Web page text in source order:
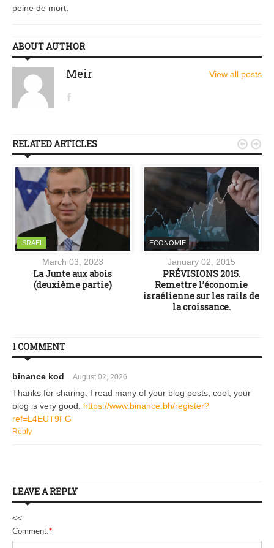
peine de mort.
ABOUT AUTHOR
Meir View all posts
RELATED ARTICLES
ISRAEL
March 03, 2023
La Junte aux abois
(deuxième partie)
ECONOMIE
January 02, 2015
PRÉVISIONS 2015.
Remettre l’économie
israélienne sur les rails de
la croissance.
 
1 COMMENT
binance kod August 02, 2026
Thanks for sharing. I read many of your blog posts, cool, your
blog is very good. https://www.binance.bh/register?
ref=L4EUT9FG
Reply
LEAVE A REPLY
<<
Comment:*